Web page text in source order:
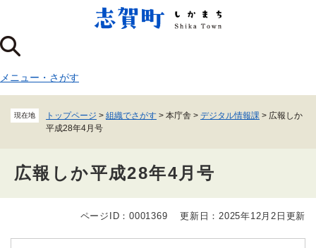
ジ
の
頭
で
メニューを飛ばして本文へ
メニュー ・ さがす
現在地 トップページ > 組織でさがす > 本庁舎 > デジタル情報課 > 広報しか
平成28年4月号
広報しか平成28年4月号
文
ページID：0001369 更新日：2025年12月2日更新